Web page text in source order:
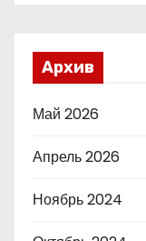
Архив
Май 2026
Апрель 2026
Ноябрь 2024